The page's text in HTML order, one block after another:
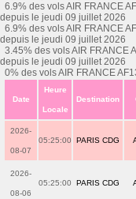
6.9% des vols AIR FRANCE
depuis le jeudi 09 juillet 2026
6.9% des vols AIR FRANCE
depuis le jeudi 09 juillet 2026
3.45% des vols AIR FRANCE
depuis le jeudi 09 juillet 2026
0% des vols AIR FRANCE
Date
Heure
Locale
Destination
2026-
08-07
05:25:00 PARIS CDG
2026-
08-06
05:25:00 PARIS CDG